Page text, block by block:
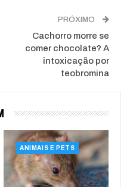
PRÓXIMO
Cachorro morre se
comer chocolate? A
intoxicação por
teobromina
ANIMAIS E PETS